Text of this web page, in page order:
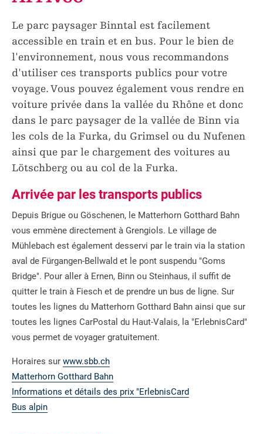
Le parc paysager Binntal est facilement
accessible en train et en bus. Pour le bien de
l'environnement, nous vous recommandons
d'utiliser ces transports publics pour votre
voyage. Vous pouvez également vous rendre en
voiture privée dans la vallée du Rhône et donc
dans le parc paysager de la vallée de Binn via
les cols de la Furka, du Grimsel ou du Nufenen
ainsi que par le chargement des voitures au
Lötschberg ou au col de la Furka.
Arrivée par les transports publics
Depuis Brigue ou Göschenen, le Matterhorn Gotthard Bahn
vous emmène directement à Grengiols. Le village de
Mühlebach est également desservi par le train via la station
aval de Fürgangen-Bellwald et le pont suspendu "Goms
Bridge". Pour aller à Ernen, Binn ou Steinhaus, il suffit de
quitter le train à Fiesch et de prendre un bus de ligne. Sur
toutes les lignes du Matterhorn Gotthard Bahn ainsi que sur
toutes les lignes CarPostal du Haut-Valais, la "ErlebnisCard"
vous permet de voyager gratuitement.
Horaires sur www.sbb.ch
Matterhorn Gotthard Bahn
Informations et détails des prix "ErlebnisCard
Bus alpin